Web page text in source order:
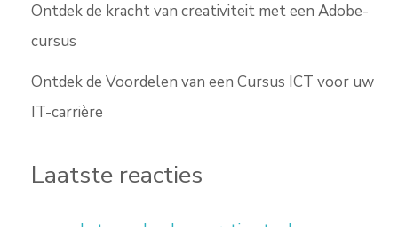
Ontdek de kracht van creativiteit met een Adobe-
cursus
Ontdek de Voordelen van een Cursus ICT voor uw
IT-carrière
Laatste reacties